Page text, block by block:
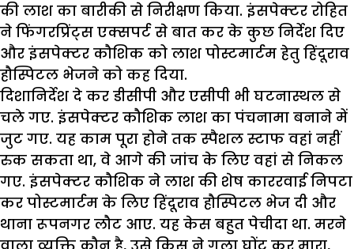
की लाश का बारीकी से निरीक्षण किया. इंसपेक्टर रोहित
ने फिंगरप्रिंट्स एक्सपर्ट से बात कर के कुछ निर्देश दिए
और इंसपेक्टर कौशिक को लाश पोस्टमार्टम हेतु हिंदूराव
हौस्पिटल भेजने को कह दिया.
दिशानिर्देश दे कर डीसीपी और एसीपी भी घटनास्थल से
चले गए. इंसपेक्टर कौशिक लाश का पंचनामा बनाने में
जुट गए. यह काम पूरा होने तक स्पैशल स्टाफ वहां नहीं
रुक सकता था, वे आगे की जांच के लिए वहां से निकल
गए. इंसपेक्टर कौशिक ने लाश की शेष काररवाई निपटा
कर पोस्टमार्टम के लिए हिंदूराव हौस्पिटल भेज दी और
थाना रूपनगर लौट आए. यह केस बहुत पेचीदा था. मरने